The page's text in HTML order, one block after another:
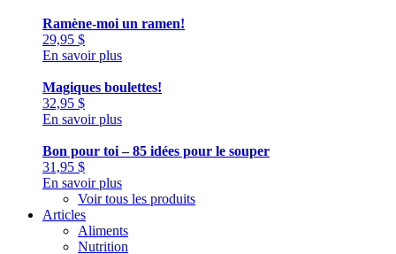
Ramène-moi un ramen!
29,95 $
En savoir plus
Magiques boulettes!
32,95 $
En savoir plus
Bon pour toi – 85 idées pour le souper
31,95 $
En savoir plus
Voir tous les produits
Articles
Aliments
Nutrition